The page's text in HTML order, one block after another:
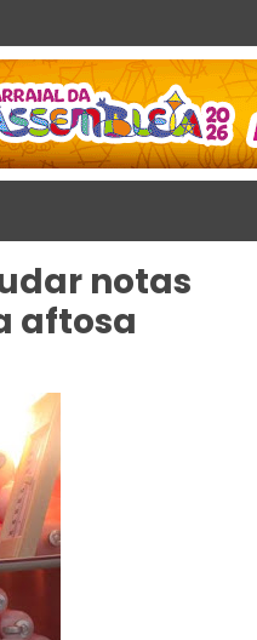
notas
aftosa